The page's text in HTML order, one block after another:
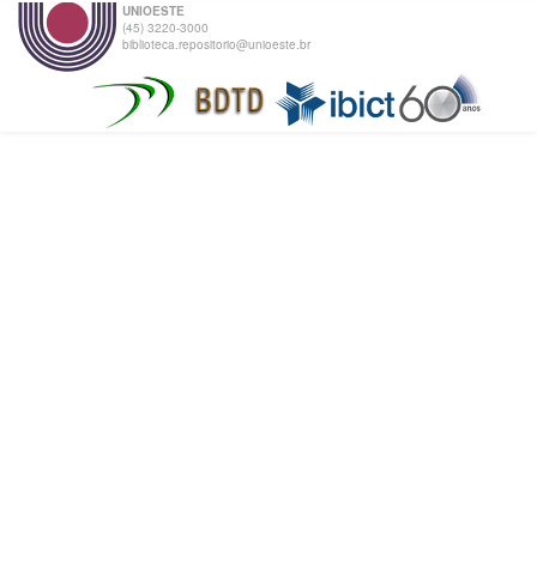
UNIOESTE
(45) 3220-3000
biblioteca.repositorio@unioeste.br